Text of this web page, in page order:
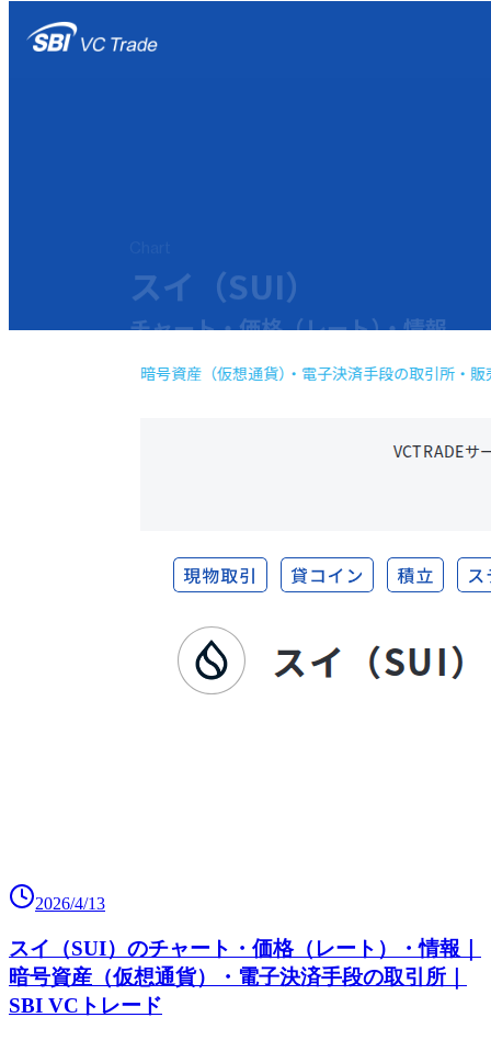
2026/4/13
スイ（SUI）のチャート・価格（レート）・情報｜
暗号資産（仮想通貨）・電子決済手段の取引所｜
SBI VCトレード